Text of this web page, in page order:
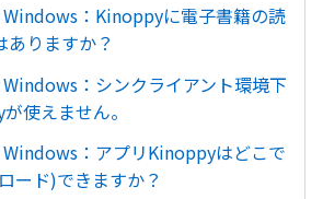
：Kinoppyに電子書籍の読
ありますか？
：シンクライアント環境下
使えません。
：アプリKinoppyはどこで
ード)できますか？